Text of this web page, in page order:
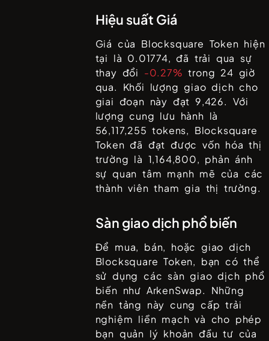
Hiệu suất Giá
Giá của Blocksquare Token hiện
tại là 0.01774, đã trải qua sự
thay đổi -0.27% trong 24 giờ
qua. Khối lượng giao dịch cho
giai đoạn này đạt 9,426. Với
lượng cung lưu hành là
56,117,255tokens, Blocksquare
Token đã đạt được vốn hóa thị
trường là 1,164,800, phản ánh
sự quan tâm mạnh mẽ của các
thành viên tham gia thị trường.
Sàn giao dịch phổ biến
Để mua, bán, hoặc giao dịch
Blocksquare Token, bạn có thể
sử dụng các sàn giao dịch phổ
biến như ArkenSwap. Những
nền tảng này cung cấp trải
nghiệm liền mạch và cho phép
bạn quản lý khoản đầu tư của